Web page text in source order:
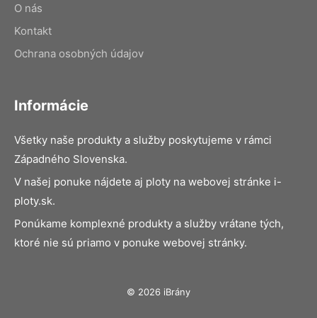
O nás
Kontakt
Ochrana osobných údajov
Informácie
Všetky naše produkty a služby poskytujeme v rámci
Západného Slovenska.
V našej ponuke nájdete aj ploty na webovej stránke i-
ploty.sk.
Ponúkame komplexné produkty a služby vrátane tých,
ktoré nie sú priamo v ponuke webovej stránky.
© 2026 iBrány